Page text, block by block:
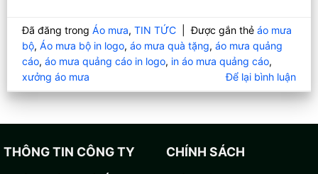
Đã đăng trongÁo mưa,TIN TỨC Được gắn thẻáo mưa
bộ,Áo mưa bộ in logo,áo mưa quà tặng,áo mưa quảng
cáo,áo mưa quảng cáo in logo, in áo mưa quảng cáo,
xưởng áo mưa
Để lại bình luận
THÔNG TIN CÔNG TY
CHÍNH SÁCH